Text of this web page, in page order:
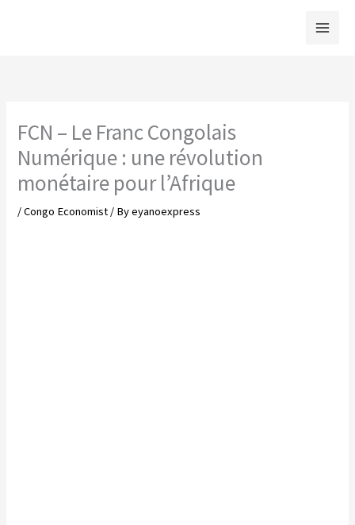
FCN – Le Franc Congolais
Numérique : une révolution
monétaire pour l’Afrique
/Congo Economist / Byeyanoexpress